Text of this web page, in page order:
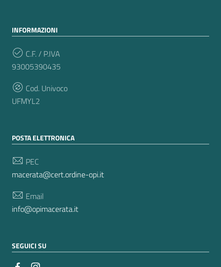
INFORMAZIONI
C.F. / P.IVA
93005390435
Cod. Univoco
UFMYL2
POSTA ELETTRONICA
PEC
macerata@cert.ordine-opi.it
Email
info@opimacerata.it
SEGUICI SU